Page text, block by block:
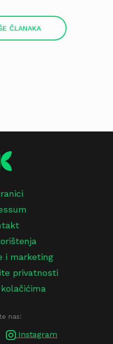
ČLANAKA
i marketing
privatnosti
nas:
Instagram